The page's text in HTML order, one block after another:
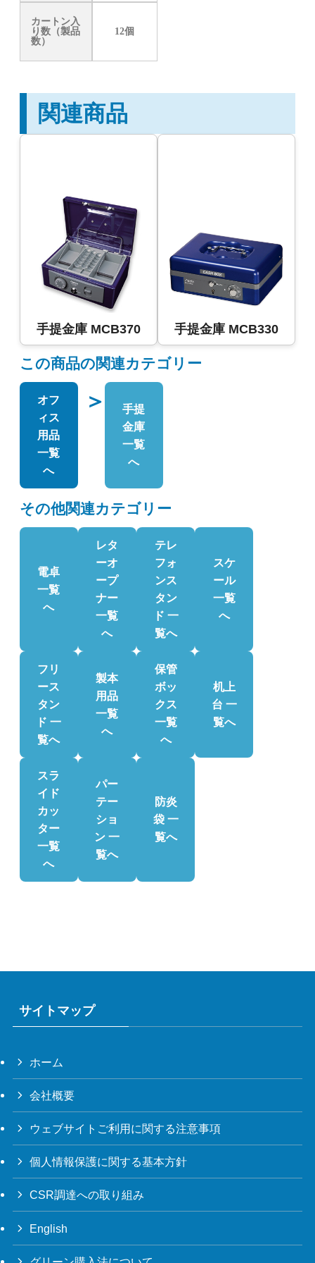
カートン入
り数（製品
数）
12個
関連商品
手提金庫 MCB370 手提金庫 MCB330
この商品の関連カテゴリー
オフ
ィス
用品
一覧
へ
＞
手提
金庫
一覧
へ
その他関連カテゴリー
電卓
一覧
へ
レタ
ーオ
ープ
ナー
一覧
へ
テレ
フォ
ンス
タン
ド 一
覧へ
スケ
ール
一覧
へ
フリ
ース
タン
ド 一
覧へ
製本
用品
一覧
へ
保管
ボッ
クス
一覧
へ
机上
台 一
覧へ
スラ
イド
カッ
ター
一覧
へ
パー
テー
ショ
ン 一
覧へ
防炎
袋 一
覧へ
サイトマップ
ホーム
会社概要
ウェブサイトご利用に関する注意事項
個人情報保護に関する基本方針
CSR調達への取り組み
English